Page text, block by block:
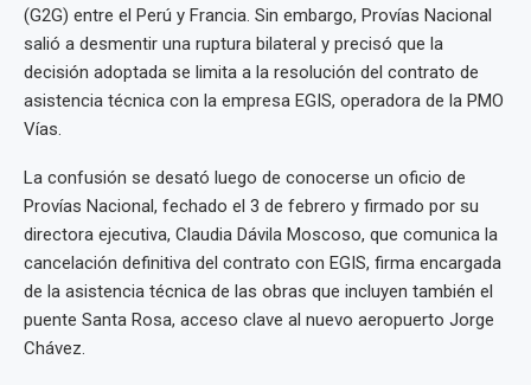
(G2G) entre el Perú y Francia. Sin embargo, Provías Nacional
salió a desmentir una ruptura bilateral y precisó que la
decisión adoptada se limita a la resolución del contrato de
asistencia técnica con la empresa EGIS, operadora de la PMO
Vías.
La confusión se desató luego de conocerse un oficio de
Provías Nacional, fechado el 3 de febrero y firmado por su
directora ejecutiva, Claudia Dávila Moscoso, que comunica la
cancelación definitiva del contrato con EGIS, firma encargada
de la asistencia técnica de las obras que incluyen también el
puente Santa Rosa, acceso clave al nuevo aeropuerto Jorge
Chávez.